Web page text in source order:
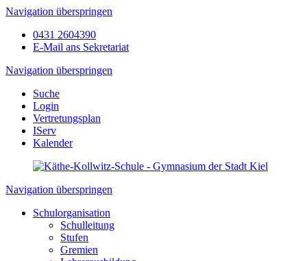
Navigation überspringen
0431 2604390
E-Mail ans Sekretariat
Navigation überspringen
Suche
Login
Vertretungsplan
IServ
Kalender
Navigation überspringen
Schulorganisation
Schulleitung
Stufen
Gremien